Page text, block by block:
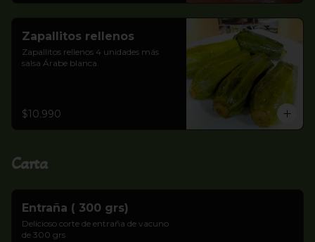
Zapallitos rellenos
Zapallitos rellenos 4 unidades más
salsa Árabe blanca.
$10.990
Carta
Entraña ( 300 grs)
Delicioso corte de entraña de vacuno
de 300 grs